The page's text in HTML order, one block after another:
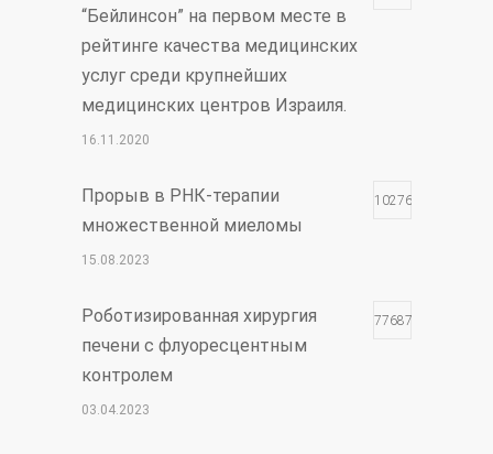
“Бейлинсон” на первом месте в
рейтинге качества медицинских
услуг среди крупнейших
медицинских центров Израиля.
16.11.2020
Прорыв в РНК-терапии
множественной миеломы
102768
15.08.2023
Роботизированная хирургия
печени с флуоресцентным
контролем
77687
03.04.2023